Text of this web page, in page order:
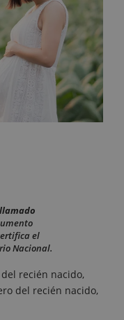
el
Nacional.
recién nacido,
del recién nacido,